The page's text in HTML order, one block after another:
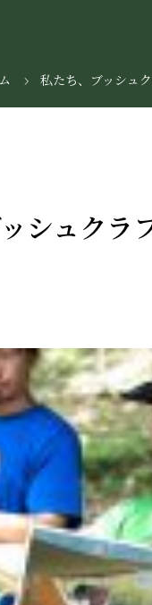
私たち、ブッシュ
シュクラ